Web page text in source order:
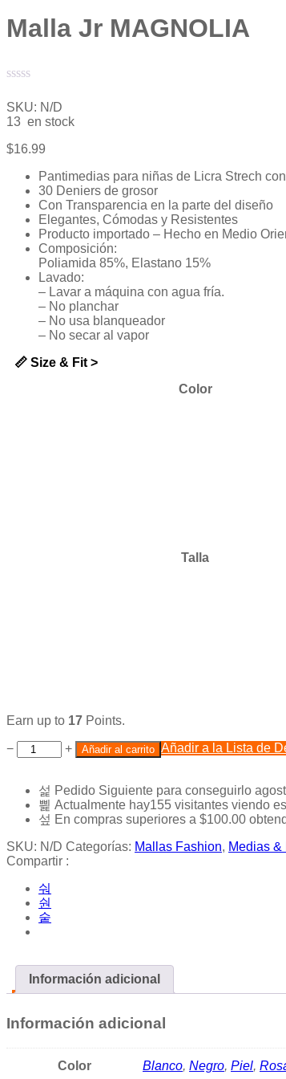
Malla Jr MAGNOLIA
con
0
de
5
SKU: N/D
13 en stock
$16.99
Pantimedias para niñas de Licra Strech
30 Deniers de grosor
Con Transparencia en la parte del diseño
Elegantes, Cómodas y Resistentes
Producto importado – Hecho en Medio
Composición:
Poliamida 85%, Elastano 15%
Lavado:
– Lavar a máquina con agua fría.
– No planchar
– No usa blanqueador
– No secar al vapor
📏 Size & Fit >
Color
Talla
Earn up to 17 Points.
− + Añadir al carrito Añadir a la Lista de
Pedido Siguiente para conseguirlo
Actualmente hay155 visitantes viendo
En compras superiores a $100.00
SKU: N/D Categorías: Mallas Fashion, Medias &
Compartir :
Información adicional
Información adicional
Color Blanco, Negro, Piel,